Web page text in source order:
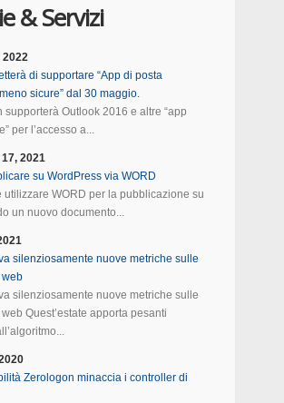
& Servizi
2022
di supportare “App di posta
sicure” dal 30 maggio.
supporterà Outlook 2016 e altre “app
per l’accesso a...
2021
su WordPress via WORD
utilizzare WORD per la pubblicazione su
un nuovo documento...
silenziosamente nuove metriche sulle
silenziosamente nuove metriche sulle
Quest’estate apporta pesanti
Zerologon minaccia i controller di